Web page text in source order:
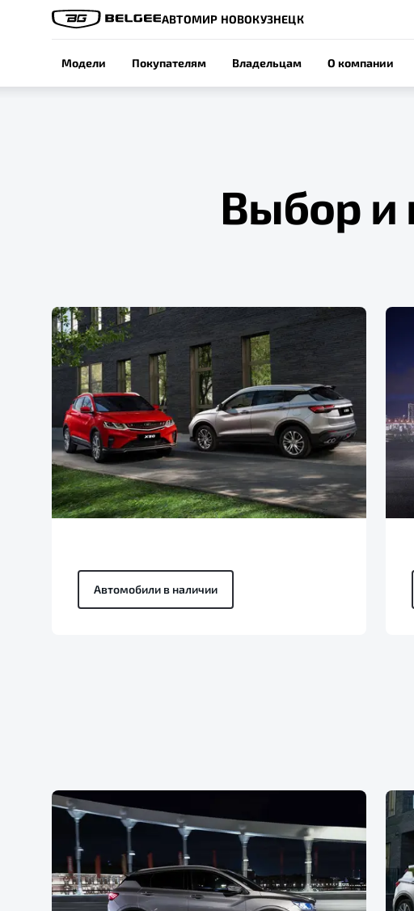
АВТОМИР НОВОКУЗНЕЦК
Модели Покупателям Владельцам О компании
Выбор и
Автомобили в наличии